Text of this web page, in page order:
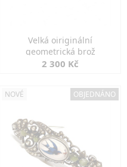
Velká oiriginální
geometrická brož
2 300 Kč
NOVÉ OBJEDNÁNO